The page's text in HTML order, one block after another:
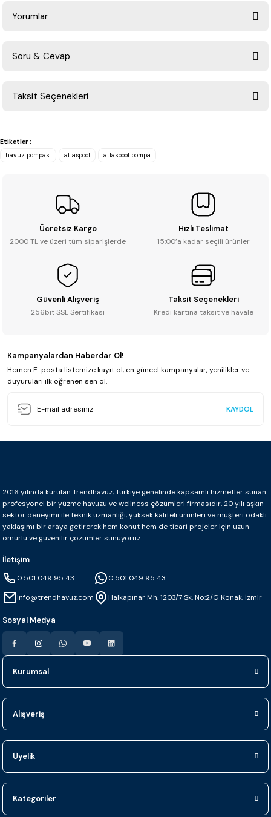
Yorumlar
Soru & Cevap
Taksit Seçenekleri
Etiketler :
havuz pompası
atlaspool atlaspool pompa
Ücretsiz Kargo
2000 TL ve üzeri tüm siparişlerde
Hızlı Teslimat
15:00’a kadar seçili ürünler
Güvenli Alışveriş
256bit SSL Sertifikası
Taksit Seçenekleri
Kredi kartına taksit ve havale
Kampanyalardan Haberdar Ol!
Hemen E-posta listemize kayıt ol, en güncel kampanyalar, yenilikler ve
duyuruları ilk öğrenen sen ol.
KAYDOL
2016 yılında kurulan Trendhavuz, Türkiye genelinde kapsamlı hizmetler sunan
profesyonel bir yüzme havuzu ve wellness çözümleri firmasıdır. 20 yılı aşkın
sektör deneyimi ile teknik uzmanlığı, yüksek kaliteli ürünleri ve müşteri odaklı
yaklaşımı bir araya getirerek hem konut hem de ticari projeler için uzun
ömürlü ve güvenilir çözümler sunuyoruz.
İletişim
0 501 049 95 43
info@trendhavuz.com
0 501 049 95 43
Halkapınar Mh. 1203/7 Sk. No:2/G Konak, İzmir
Sosyal Medya
Kurumsal
Alışveriş
Üyelik
Kategoriler